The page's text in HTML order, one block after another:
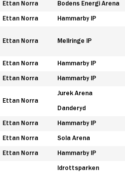
Ettan Norra Bodens Energi Arena
Ettan Norra Hammarby IP
Ettan Norra Mellringe IP
Ettan Norra Hammarby IP
Ettan Norra Hammarby IP
Ettan Norra
Jurek Arena
Danderyd
Ettan Norra Hammarby IP
Ettan Norra Sola Arena
Ettan Norra Hammarby IP
Idrottsparken